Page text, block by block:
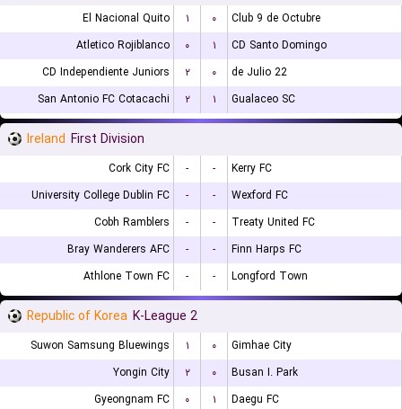
El Nacional Quito ۱ ۰
Club 9 de Octubre
Atletico Rojiblanco
۰ ۱
CD Santo Domingo
CD Independiente Juniors
۲ ۰
22 de Julio
San Antonio FC Cotacachi
۲ ۱ Gualaceo SC
Ireland First Division
Cork City FC - -
Kerry FC
University College Dublin FC
- -
Wexford FC
Cobh Ramblers
- -
Treaty United FC
Bray Wanderers AFC
- -
Finn Harps FC
Athlone Town FC
- - Longford Town
Republic of Korea K-League 2
Suwon Samsung Bluewings ۱ ۰
Gimhae City
Yongin City
۲ ۰
Busan I. Park
Gyeongnam FC
۰ ۱
Daegu FC